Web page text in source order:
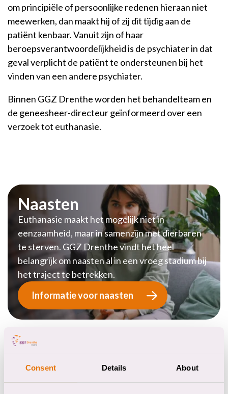
Consent Details About
om principiële of persoonlijke redenen hieraan niet
meewerken, dan maakt hij of zij dit tijdig aan de
patiënt kenbaar. Vanuit zijn of haar
beroepsverantwoordelijkheid is de psychiater in dat
geval verplicht de patiënt te ondersteunen bij het
vinden van een andere psychiater.
Binnen GGZ Drenthe worden het behandelteam en
de geneesheer-directeur geïnformeerd over een
verzoek tot euthanasie.
Naasten
Euthanasie maakt het mogelijk niet in
eenzaamheid, maar in samenzijn met dierbaren
te sterven. GGZ Drenthe vindt het heel
belangrijk om naasten al in een vroeg stadium bij
het traject te betrekken.
Informatie voor naasten